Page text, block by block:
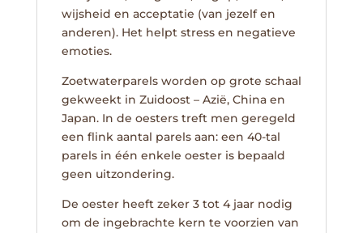
wijsheid en acceptatie (van jezelf en
anderen). Het helpt stress en negatieve
emoties.
Zoetwaterparels worden op grote schaal
gekweekt in Zuidoost – Azië, China en
Japan. In de oesters treft men geregeld
een flink aantal parels aan: een 40-tal
parels in één enkele oester is bepaald
geen uitzondering.
De oester heeft zeker 3 tot 4 jaar nodig
om de ingebrachte kern te voorzien van